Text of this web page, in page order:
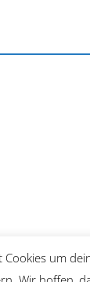
Cookies um